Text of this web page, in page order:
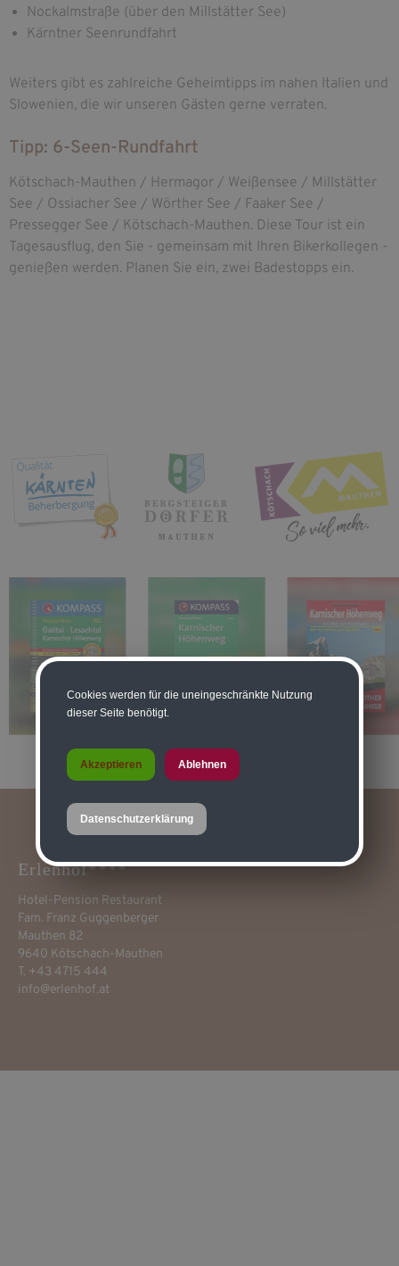
Nockalmstraße (über den Millstätter See)
Kärntner Seenrundfahrt
Weiters gibt es zahlreiche Geheimtipps im nahen Italien und
Slowenien, die wir unseren Gästen gerne verraten.
Tipp: 6-Seen-Rundfahrt
Kötschach-Mauthen / Hermagor / Weißensee / Millstätter
See / Ossiacher See / Wörther See / Faaker See /
Pressegger See / Kötschach-Mauthen. Diese Tour ist ein
Tagesausflug, den Sie - gemeinsam mit Ihren Bikerkollegen -
genießen werden. Planen Sie ein, zwei Badestopps ein.
Erlenhof****
Hotel-Pension Restaurant
Fam. Franz Guggenberger
Mauthen 82
9640 Kötschach-Mauthen
T. +43 4715 444
info@erlenhof.at
Cookies werden für die uneingeschränkte Nutzung
dieser Seite benötigt.
Akzeptieren Ablehnen
Datenschutzerklärung